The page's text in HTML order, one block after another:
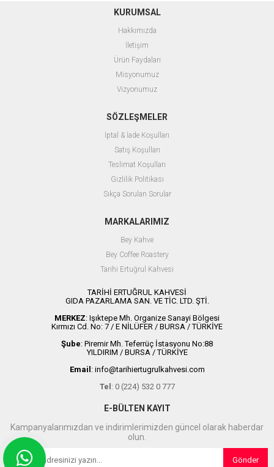
KURUMSAL
Hakkımızda
İletişim
Ürün Faydaları
Misyonumuz
Vizyonumuz
SÖZLEŞMELER
İptal & İade Koşulları
Satış Koşulları
Teslimat Koşulları
Gizlilik Politikası
Sıkça Sorulan Sorular
MARKALARIMIZ
Bey Kahve
Bey Coffee Roastery
Tarihi Ertuğrul Kahvesi
TARİHİ ERTUĞRUL KAHVESİ
GIDA PAZARLAMA SAN. VE TİC. LTD. ŞTİ.
MERKEZ: Işıktepe Mh. Organize Sanayi Bölgesi
Kırmızı Cd. No: 7 / E NİLÜFER / BURSA / TÜRKİYE
Şube: Piremir Mh. Teferrüç İstasyonu No:88
YILDIRIM / BURSA / TÜRKİYE
Email: info@tarihiertugrulkahvesi.com
Tel: 0 (224) 532 0 777
E-BÜLTEN KAYIT
Kampanyalarımızdan ve indirimlerimizden güncel olarak haberdar
olun.
Gönder